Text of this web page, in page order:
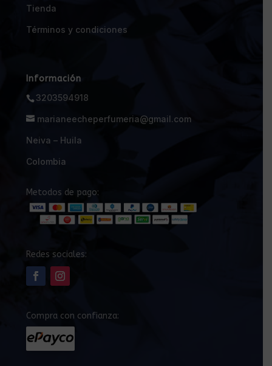
Tienda
Términos y condiciones
Información
3203594918
marianeecheperfumeria@gmail.com
Neiva – Huila
Colombia
Metodos de pago:
Redes sociales:
Compra con confianza: